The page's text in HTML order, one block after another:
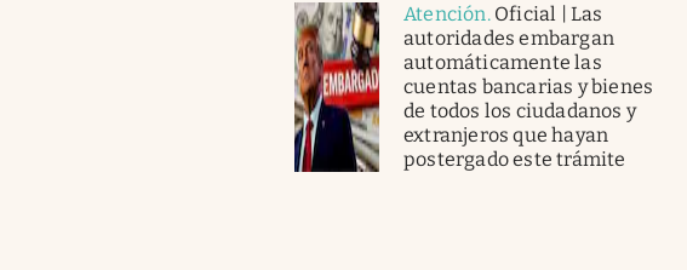
Atención. Oficial | Las
autoridades embargan
automáticamente las
cuentas bancarias y bienes
de todos los ciudadanos y
extranjeros que hayan
postergado este trámite